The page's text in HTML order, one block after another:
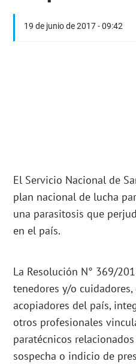
19 de junio de 2017 - 09:42
El Servicio Nacional de
plan nacional de lucha
una parasitosis que
en el país.
La Resolución N° 369/
tenedores y/o
acopiadores del país,
otros profesionales
paratécnicos
sospecha o indicio de